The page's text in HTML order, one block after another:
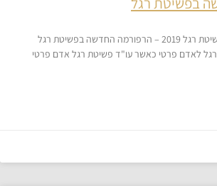
הרפורמה החדשה בפשיטת רגל 2019 – הרפורמה החדשה בפשיטת רגל
לאדם פרטי כאשר עו"ד פשיטת רגל אדם פרטי